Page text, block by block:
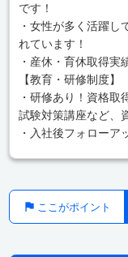
です！
・女性が多く活躍し
れています！
・産休・育休取得実
【教育・研修制度】
・研修あり！資格取
試験対策講座など、
・入社後フォロー
ここがポイント